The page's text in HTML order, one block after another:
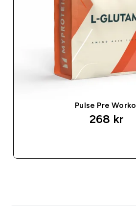
Pulse Pre
268 kr‎